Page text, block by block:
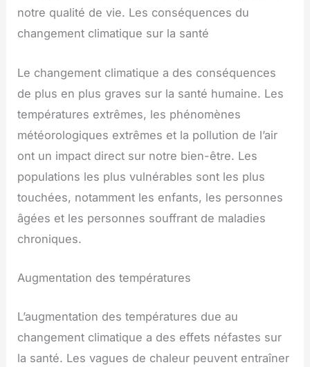
notre qualité de vie. Les conséquences du
changement climatique sur la santé
Le changement climatique a des conséquences
de plus en plus graves sur la santé humaine. Les
températures extrêmes, les phénomènes
météorologiques extrêmes et la pollution de l’air
ont un impact direct sur notre bien-être. Les
populations les plus vulnérables sont les plus
touchées, notamment les enfants, les personnes
âgées et les personnes souffrant de maladies
chroniques.
Augmentation des températures
L’augmentation des températures due au
changement climatique a des effets néfastes sur
la santé. Les vagues de chaleur peuvent entraîner